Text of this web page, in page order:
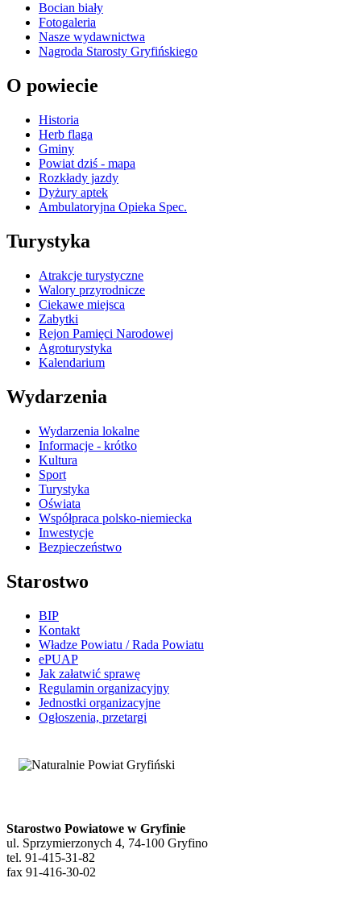
Bocian biały
Fotogaleria
Nasze wydawnictwa
Nagroda Starosty Gryfińskiego
O powiecie
Historia
Herb flaga
Gminy
Powiat dziś - mapa
Rozkłady jazdy
Dyżury aptek
Ambulatoryjna Opieka Spec.
Turystyka
Atrakcje turystyczne
Walory przyrodnicze
Ciekawe miejsca
Zabytki
Rejon Pamięci Narodowej
Agroturystyka
Kalendarium
Wydarzenia
Wydarzenia lokalne
Informacje - krótko
Kultura
Sport
Turystyka
Oświata
Współpraca polsko-niemiecka
Inwestycje
Bezpieczeństwo
Starostwo
BIP
Kontakt
Władze Powiatu / Rada Powiatu
ePUAP
Jak załatwić sprawę
Regulamin organizacyjny
Jednostki organizacyjne
Ogłoszenia, przetargi
Starostwo Powiatowe w Gryfinie
ul. Sprzymierzonych 4, 74-100 Gryfino
tel. 91-415-31-82
fax 91-416-30-02